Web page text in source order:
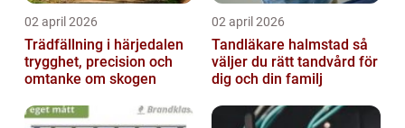
02 april 2026
Trädfällning i härjedalen
trygghet, precision och
omtanke om skogen
02 april 2026
Tandläkare halmstad så
väljer du rätt tandvård för
dig och din familj